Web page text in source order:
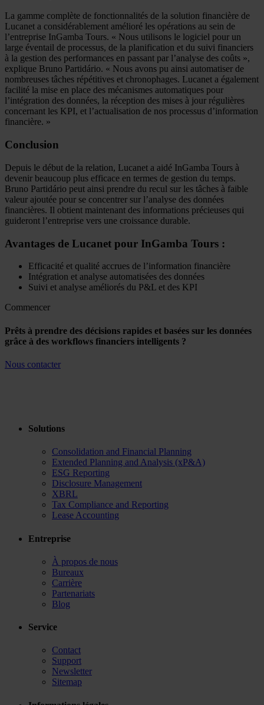
La gamme complète de fonctionnalités de la solution financière de
Lucanet a considérablement amélioré les opérations au sein de
l’entreprise InGamba Tours. « Nous utilisons le logiciel pour un
large éventail de processus, de la planification et du suivi financiers
à la gestion des performances en passant par l’analyse des coûts »,
explique Bruno Partidário. « Nous avons pu ainsi automatiser de
nombreuses tâches répétitives et chronophages. Lucanet a également
facilité la mise en place des mécanismes automatiques pour
l’intégration des données, la réception des mises à jour régulières
concernant les KPI, et l’actualisation de nos processus d’information
financière. »
Conclusion
Depuis le début de la relation, Lucanet a aidé InGamba Tours à
devenir beaucoup plus efficace en termes de gestion du temps.
Bruno Partidário peut ainsi prendre du recul sur les tâches à faible
valeur ajoutée pour se concentrer sur l’analyse des données
financières. Il obtient maintenant des informations précieuses qui
guideront l’entreprise vers une croissance durable.
Avantages de Lucanet pour InGamba Tours :
Efficacité et qualité accrues de l’information financière
Intégration et analyse automatisées des données
Suivi et analyse améliorés du P&L et des KPI
Commencer
Prêts à prendre des décisions rapides et basées sur les données
grâce à des workflows financiers intelligents ?
Nous contacter
Solutions
Consolidation and Financial Planning
Extended Planning and Analysis (xP&A)
ESG Reporting
Disclosure Management
XBRL
Tax Compliance and Reporting
Lease Accounting
Entreprise
À propos de nous
Bureaux
Carrière
Partenariats
Blog
Service
Contact
Support
Newsletter
Sitemap